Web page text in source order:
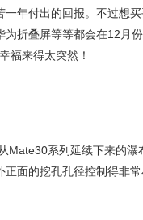
年付出的回报。不过想
折叠屏等等都会在12月
福来得太突然！
Mate30系列延续下来的瀑
面的挖孔孔径控制得非